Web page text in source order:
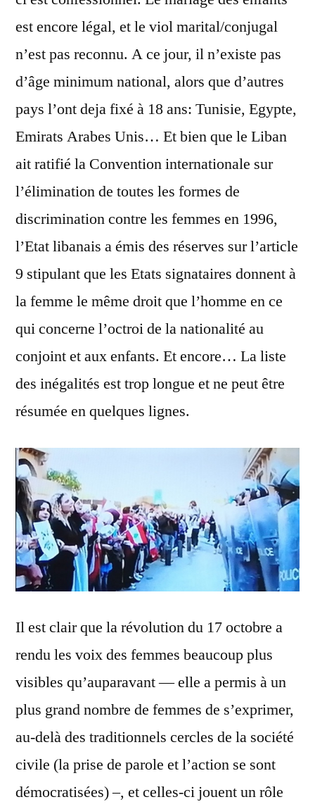
est encore légal, et le viol marital/conjugal
n’est pas reconnu. A ce jour, il n’existe pas
d’âge minimum national, alors que d’autres
pays l’ont deja fixé à 18 ans: Tunisie, Egypte,
Emirats Arabes Unis… Et bien que le Liban
ait ratifié la Convention internationale sur
l’élimination de toutes les formes de
discrimination contre les femmes en 1996,
l’Etat libanais a émis des réserves sur l’article
9 stipulant que les Etats signataires donnent à
la femme le même droit que l’homme en ce
qui concerne l’octroi de la nationalité au
conjoint et aux enfants. Et encore… La liste
des inégalités est trop longue et ne peut être
résumée en quelques lignes.
Il est clair que la révolution du 17 octobre a
rendu les voix des femmes beaucoup plus
visibles qu’auparavant — elle a permis à un
plus grand nombre de femmes de s’exprimer,
au-delà des traditionnels cercles de la société
civile (la prise de parole et l’action se sont
démocratisées) –, et celles-ci jouent un rôle